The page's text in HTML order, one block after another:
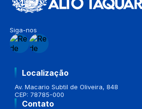
Siga-nos
Localização
Av. Macario Subtil de Oliveira, 848
CEP: 78785-000
Contato